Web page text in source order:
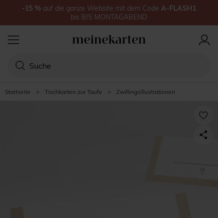
Startseite > Tischkarten zur Taufe > Zwillingsillustrationen
-15 % auf die ganze Website mit dem Code A-FLASH1
bis BIS MONTAGABEND